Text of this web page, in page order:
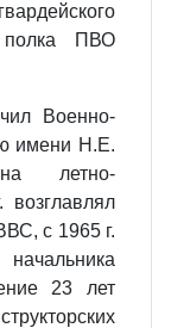
полка ПВО
Военно-
имени Н.Е.
летно-
возглавлял
с 1965 г.
23 лет